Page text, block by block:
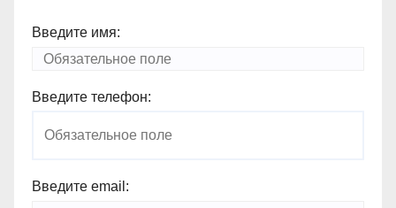
Введите имя:
Введите телефон:
Введите email: